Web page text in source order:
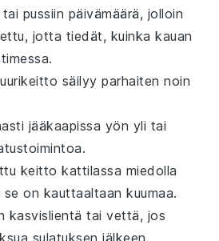
pussiin päivämäärä, jolloin
jotta tiedät, kuinka kauan
säilyy parhaiten noin
jääkaapissa yön yli tai
keitto kattilassa miedolla
se on kauttaaltaan kuumaa.
kasvislientä taivettä, jos
sulatuksen jälkeen.